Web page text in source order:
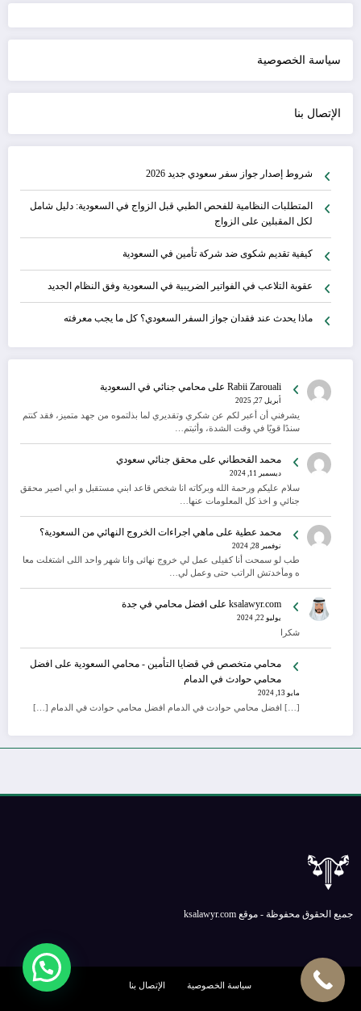
سياسة الخصوصية
الإتصال بنا
شروط إصدار جواز سفر سعودي جديد 2026
المتطلبات النظامية للفحص الطبي قبل الزواج في السعودية: دليل شامل
لكل المقبلين على الزواج
كيفية تقديم شكوى ضد شركة تأمين في السعودية
عقوبة التلاعب في الفواتير الضريبية في السعودية وفق النظام الجديد
ماذا يحدث عند فقدان جواز السفر السعودي؟ كل ما يجب معرفته
Rabii Zarouali على محامي جنائي في السعودية
أبريل 27, 2025
يشرفني أن أعبر لكم عن شكري وتقديري لما بذلتموه من جهد متميز، فقد كنتم
سندًا قويًا في وقت الشدة، وأثبتم…
محمد القحطاني على محقق جنائي سعودي
ديسمبر 11, 2024
سلام عليكم ورحمة الله وبركاته انا شخص قاعد ابني مستقبل و ابي اصير محقق
جنائي و اخذ كل المعلومات عنها…
محمد عطية على ماهي اجراءات الخروج النهائي من السعودية؟
نوفمبر 28, 2024
طب لو سمحت أنا كفيلى عمل لي خروج نهائى وانا شهر واحد اللى اشتغلت معا
ه ومأخدتش الراتب حتى وعمل لي…
ksalawyr.com على افضل محامي في جدة
يوليو 22, 2024
شكرا
محامي متخصص في قضايا التأمين - محامي السعودية على افضل
محامي حوادث في الدمام
مايو 13, 2024
[…] افضل محامي حوادث في الدمام افضل محامي حوادث في الدمام […]
جميع الحقوق محفوظة - موقع ksalawyr.com
سياسة الخصوصية الإتصال بنا